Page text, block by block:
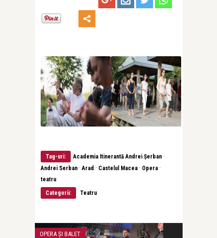
Tag-uri: Academia Itinerantă Andrei Șerban ·
Andrei Serban · Arad · Castelul Macea · Opera ·
teatru
Categorii:
Teatru
OPERA ȘI BALET